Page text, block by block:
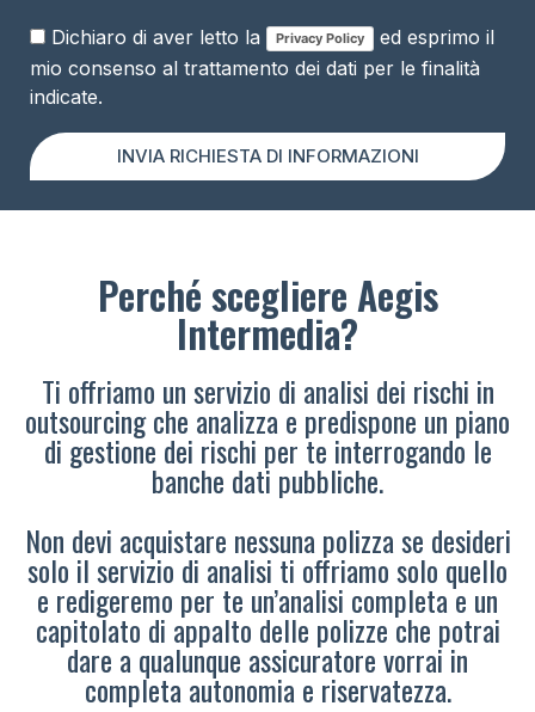
Dichiaro di aver letto la Privacy Policy
ed esprimo il
mio consenso al trattamento dei dati per le finalità
indicate.
INVIA RICHIESTA DI INFORMAZIONI
Perché scegliere Aegis
Intermedia?
Ti offriamo un servizio di analisi dei rischi in
outsourcing che analizza e predispone un piano
di gestione dei rischi per te interrogando le
banche dati pubbliche.
Non devi acquistare nessuna polizza se desideri
solo il servizio di analisi ti offriamo solo quello
e redigeremo per te un’analisi completa e un
capitolato di appalto delle polizze che potrai
dare a qualunque assicuratore vorrai in
completa autonomia e riservatezza.